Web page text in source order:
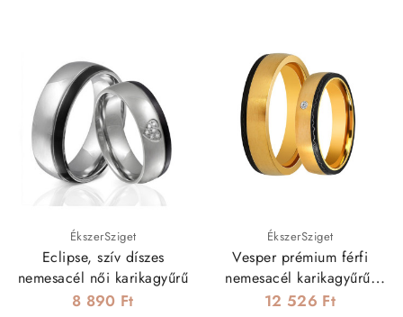
ÉkszerSziget
Eclipse, szív díszes
nemesacél női karikagyűrű
8 890 Ft
ÉkszerSziget
Vesper prémium férfi
nemesacél karikagyűrű,
fekete sávval díszítve
12 526 Ft